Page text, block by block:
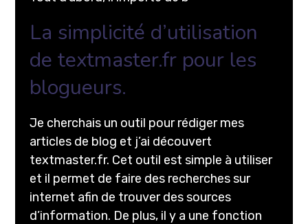
La simplicité d’utilisation
de textmaster.fr pour les
blogueurs.
Je cherchais un outil pour rédiger mes
articles de blog et j’ai découvert
textmaster.fr. Cet outil est simple à utiliser
et il permet de faire des recherches sur
internet afin de trouver des sources
d’information. De plus, il y a une fonction